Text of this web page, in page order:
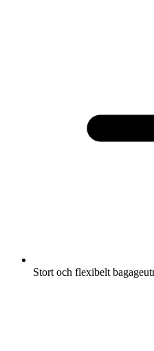
Stort och flexibelt